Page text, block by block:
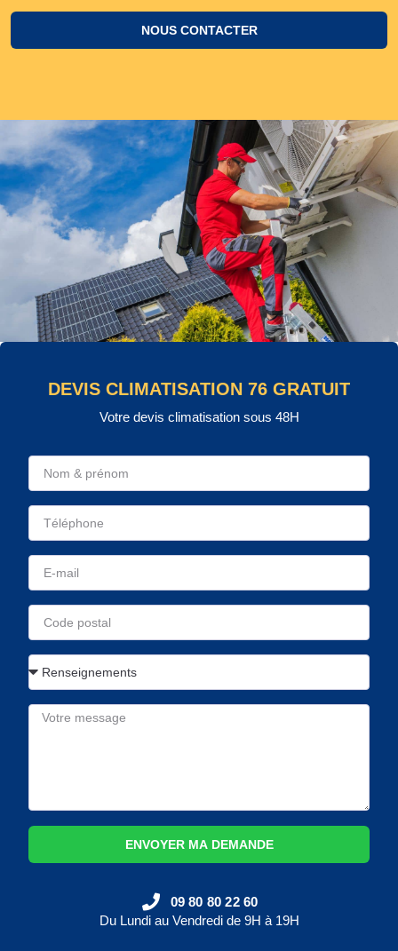
NOUS CONTACTER
DEVIS CLIMATISATION 76 GRATUIT
Votre devis climatisation sous 48H
ENVOYER MA DEMANDE
09 80 80 22 60
Du Lundi au Vendredi de 9H à 19H